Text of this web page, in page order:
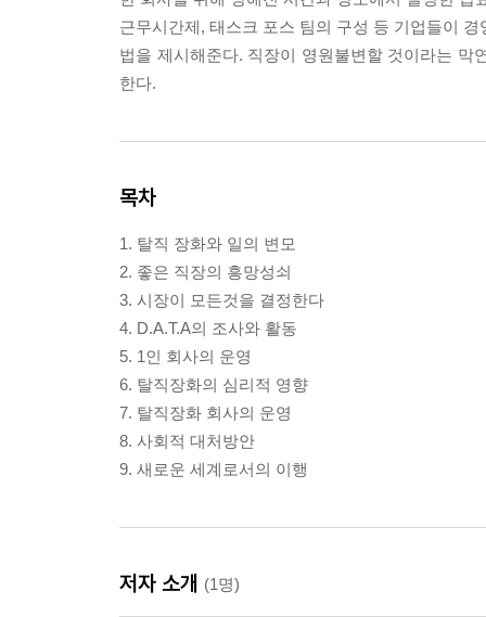
근무시간제, 태스크 포스 팀의 구성 등 기업들이
법을 제시해준다. 직장이 영원불변할 것이라는
한다.
목차
1. 탈직 장화와 일의 변모
2. 좋은 직장의 흥망성쇠
3. 시장이 모든것을 결정한다
4. D.A.T.A의 조사와 활동
5. 1인 회사의 운영
6. 탈직장화의 심리적 영향
7. 탈직장화 회사의 운영
8. 사회적 대처방안
9. 새로운 세계로서의 이행
저자 소개 (1명)